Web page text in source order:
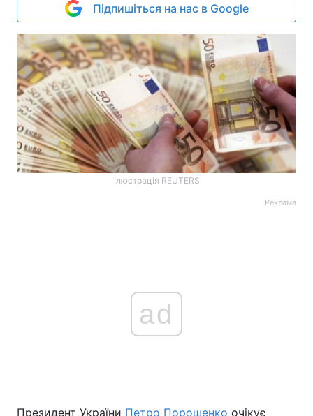
Підпишіться на нас в Google
Ілюстрація REUTERS
Реклама
ad
Президент України Петро Порошенко очікує